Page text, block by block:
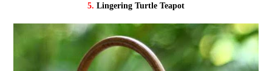
5. Lingering Turtle Teapot